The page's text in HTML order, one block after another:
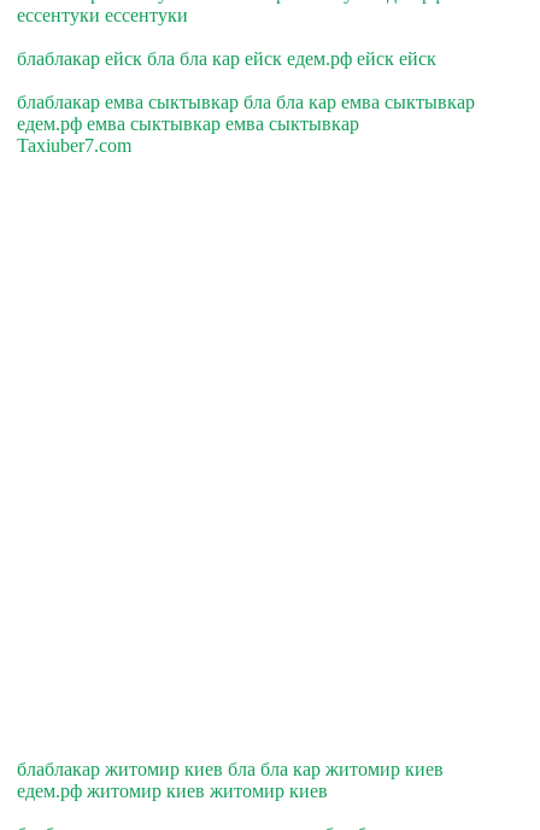
ессентуки ессентуки
блаблакар ейск бла бла кар ейск едем.рф ейск ейск
блаблакар емва сыктывкар бла бла кар емва сыктывкар
едем.рф емва сыктывкар емва сыктывкар
Taxiuber7.com
блаблакар житомир киев бла бла кар житомир киев
едем.рф житомир киев житомир киев